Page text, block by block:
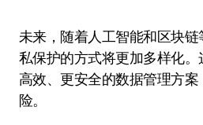
未来，随着人工智能和区块
私保护的方式将更加多样化
高效、更安全的数据管理方
险。